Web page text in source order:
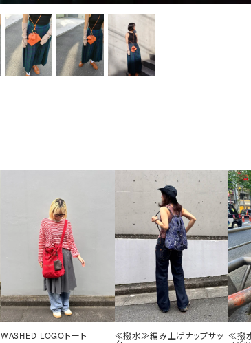
WASHED LOGOトート
≪撥水≫編み上げナップサッ
≪撥